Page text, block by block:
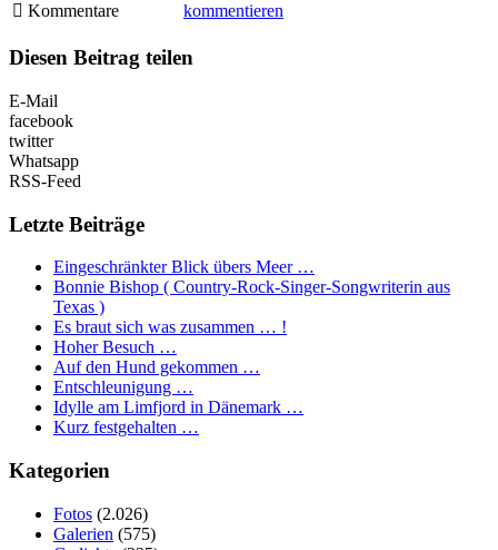
Kommentare
kommentieren
Diesen Beitrag teilen
E-Mail
facebook
twitter
Whatsapp
RSS-Feed
Letzte Beiträge
Eingeschränkter Blick übers Meer …
Bonnie Bishop ( Country-Rock-Singer-Songwriterin aus
Texas )
Es braut sich was zusammen … !
Hoher Besuch …
Auf den Hund gekommen …
Entschleunigung …
Idylle am Limfjord in Dänemark …
Kurz festgehalten …
Kategorien
Fotos (2.026)
Galerien (575)